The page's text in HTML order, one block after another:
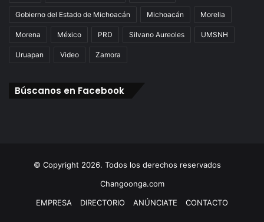
Gobierno del Estado de Michoacán Michoacán Morelia
Morena México PRD Silvano Aureoles UMSNH
Uruapan Video Zamora
Búscanos en Facebook
© Copyright 2026. Todos los derechos reservados
Changoonga.com
EMPRESA
DIRECTORIO ANÚNCIATE CONTACTO